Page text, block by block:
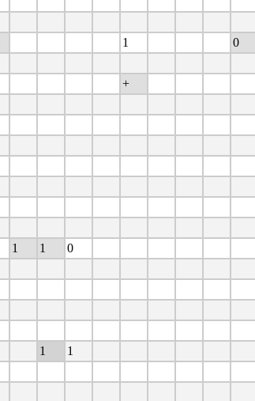
1 0
+
1 1 0
1 1